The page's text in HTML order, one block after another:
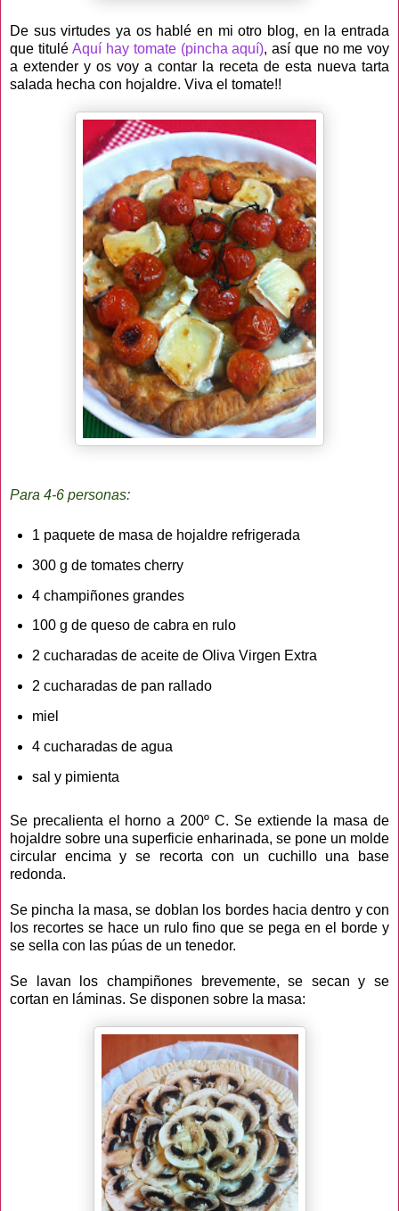
De sus virtudes ya os hablé en mi otro blog, en la entrada
que tituléAquí hay tomate (pincha aquí), así que no me voy
a extender y os voy a contar la receta de esta nueva tarta
salada hecha con hojaldre. Viva el tomate!!
Para 4-6 personas:
1 paquete de masa de hojaldre refrigerada
300 g de tomates cherry
4 champiñones grandes
100 g de queso de cabra en rulo
2 cucharadas de aceite de Oliva Virgen Extra
2 cucharadas de pan rallado
miel
4 cucharadas de agua
sal y pimienta
Se precalienta el horno a 200º C. Se extiende la masa de
hojaldre sobre una superficie enharinada, se pone un molde
circular encima y se recorta con un cuchillo una base
redonda.
Se pincha la masa, se doblan los bordes hacia dentro y con
los recortes se hace un rulo fino que se pega en el borde y
se sella con las púas de un tenedor.
Se lavan los champiñones brevemente, se secan y se
cortan en láminas. Se disponen sobre la masa: